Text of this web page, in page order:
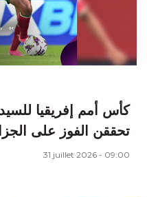
تحققن الفوز على
31 juillet 2026 - 09:00